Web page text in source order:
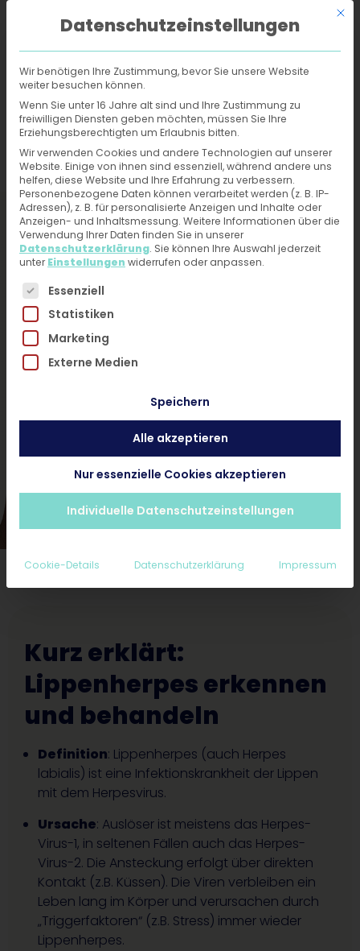
Online-Hautarzt›Behandlungen
Lippenherpes -
Behandlung und
Diagnose vom Online-
Hautarzt erhalten
Jetzt ärztliche Hilfe bei Hautproblemen erhalten –
Fotos hochladen, kurzen Fragebogen ausfüllen.
Du erhältst direkt innerhalb von 24h eine
Diagnose und Therapieplan von unseren
HautärztInnen. Kein Videogespräch, kein Warten
Hautarzt-Diagnose < 24 Stunden
Ab 25€ inkl. Rezept und Nachsorge
Erstattungsfähig für Privatpatienten
Kurz erklärt:
Lippenherpes erkennen
und behandeln
Definition: Lippenherpes (auch Herpes
labialis) ist eine Infektionskrankheit der Lippen
mit dem Herpesvirus.
Ursache: Auslöser ist meistens das Herpes-
Virus-1, in seltenen Fällen auch das Herpes-
Virus-2. Die Ansteckung erfolgt über direkten
Kontakt (z.B. Küssen). Die Viren verbleiben ein
Leben lang im Körper und verursachen durch
„Triggerfaktoren“ (z.B. Stress) immer wieder
Lippenherpes.
Mit
Datenschutzeinstellungen
Wir benötigen Ihre Zustimmung, bevor Sie unsere Website
weiter besuchen können.
Wenn Sie unter 16 Jahre alt sind und Ihre Zustimmung zu
freiwilligen Diensten geben möchten, müssen Sie Ihre
Erziehungsberechtigten um Erlaubnis bitten.
Wir verwenden Cookies und andere Technologien auf unserer
Website. Einige von ihnen sind essenziell, während andere uns
helfen, diese Website und Ihre Erfahrung zu verbessern.
Personenbezogene Daten können verarbeitet werden (z. B. IP-
Adressen), z. B. für personalisierte Anzeigen und Inhalte oder
Anzeigen- und Inhaltsmessung. Weitere Informationen über die
Verwendung Ihrer Daten finden Sie in unserer
Datenschutzerklärung. Sie können Ihre Auswahl jederzeit
unterEinstellungen widerrufen oder anpassen.
Es folgt eine Liste der Service-Gruppen, für die eine
Essenziell
Statistiken
Marketing
Externe Medien
Speichern
Alle akzeptieren
Nur essenzielle Cookies akzeptieren
Individuelle Datenschutzeinstellungen
Cookie-Details Datenschutzerklärung Impressum